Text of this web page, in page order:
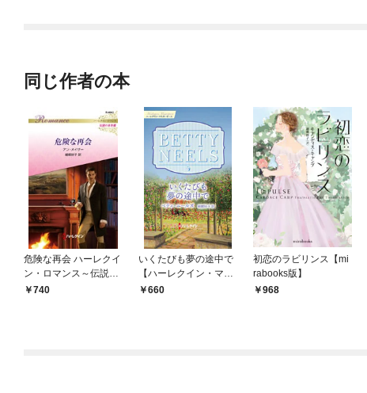
同じ作者の本
危険な再会 ハーレクイ
ン・ロマンス～伝説の
名作選～
740
いくたびも夢の途中で
【ハーレクイン・マス
ターピース版】
660
初恋のラビリンス【mi
rabooks版】
968